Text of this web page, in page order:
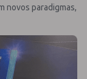
novos paradigmas,